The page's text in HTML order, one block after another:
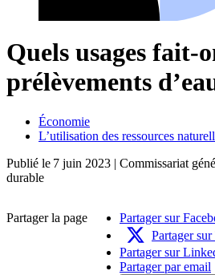
Quels usages fait-
prélèvements
Économie
L’utilisation des ressources
Publié le 7 juin 2023 | Commissariat
durable
Partager la page
Partager sur
Partager
Partager sur
Partager par email